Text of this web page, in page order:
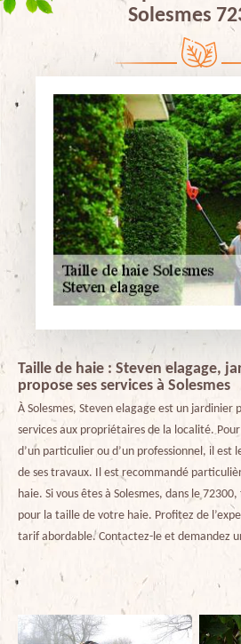
Solesmes
Taille de haie : Steven elagage,
propose ses services à Solesmes
À Solesmes, Steven elagage est un jardinier
services aux propriétaires de la localité.
d’un particulier ou d’un professionnel, il est
de ses travaux. Il est recommandé
haie. Si vous êtes à Solesmes, dans le
pour la taille de votre haie. Profitez de
tarif abordable. Contactez-le et demandez